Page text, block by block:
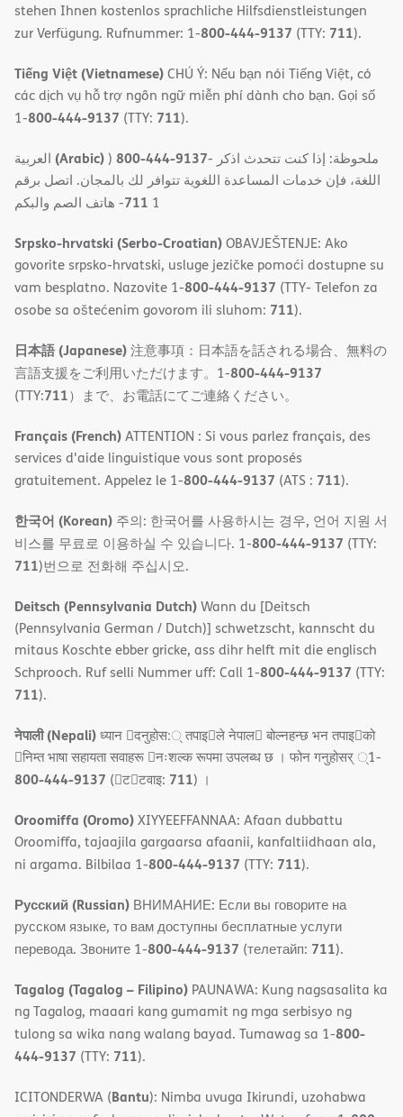
stehen Ihnen kostenlos sprachliche Hilfsdienstleistungen
zur Verfügung. Rufnummer: 1-800-444-9137 (TTY: 711).
Tiếng Việt (Vietnamese)CHÚ Ý: Nếu bạn nói Tiếng Việt, có
các dịch vụ hỗ trợ ngôn ngữ miễn phí dành cho bạn. Gọi số
1-800-444-9137 (TTY: 711).
(Arabic)) 800-444-9137- ملحوظة: إذا كنت تتحدث اذكر
اللغة، فإن خدمات المساعدة اللغویة تتوافر لك بالمجان. اتصل برقم
1
711- ھاتف الصم والبكم
Srpsko-hrvatski (Serbo-Croatian)OBAVJEŠTENJE: Ako
govorite srpsko-hrvatski, usluge jezičke pomoći dostupne su
vam besplatno. Nazovite 1-800-444-9137 (TTY- Telefon za
osobe sa oštećenim govorom ili sluhom: 711).
日本語 (Japanese)注意事項：日本語を話される場合、無料の
言語支援をご利用いただけます。1-800-444-9137
(TTY:711）まで、お電話にてご連絡ください。
Français (French)ATTENTION : Si vous parlez français, des
services d'aide linguistique vous sont proposés
gratuitement. Appelez le 1-800-444-9137 (ATS : 711).
한국어 (Korean) 주의: 한국어를 사용하시는 경우, 언어 지원 서
비스를 무료로 이용하실 수 있습니다. 1-800-444-9137 (TTY:
711)번으로 전화해 주십시오.
Deitsch (Pennsylvania Dutch)Wann du [Deitsch
(Pennsylvania German / Dutch)] schwetzscht, kannscht du
mitaus Koschte ebber gricke, ass dihr helft mit die englisch
Schprooch. Ruf selli Nummer uff: Call 1-800-444-9137 (TTY:
711).
नेपाली (Nepali)ध्यान 􀇑दनुहोस:् तपाइ􀉍ले नेपाल􀈣 बोल्नहन्छ भन तपाइ􀉍को
􀇓निम्त भाषा सहायता सवाहरू 􀇓नःशल्क रूपमा उपलब्ध छ । फोन गनुहोसर् ्1-
800-444-9137 (􀇑ट􀇑टवाइ: 711) ।
Oroomiffa (Oromo)XIYYEEFFANNAA: Afaan dubbattu
Oroomiffa, tajaajila gargaarsa afaanii, kanfaltiidhaan ala,
ni argama. Bilbilaa 1-800-444-9137 (TTY: 711).
Русский (Russian) ВНИМАНИЕ: Если вы говорите на
русском языке, то вам доступны бесплатные услуги
перевода. Звоните 1-800-444-9137 (телетайп: 711).
Tagalog (Tagalog – Filipino) PAUNAWA: Kung nagsasalita ka
ng Tagalog, maaari kang gumamit ng mga serbisyo ng
tulong sa wika nang walang bayad. Tumawag sa 1-800-
444-9137 (TTY: 711).
ICITONDERWA (Bantu): Nimba uvuga Ikirundi, uzohabwa